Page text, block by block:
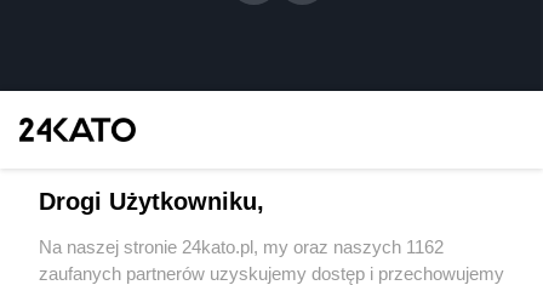
Wydawca mediów lokalnych
Drogi Użytkowniku,
Na naszej stronie 24kato.pl, my oraz naszych 1162
zaufanych partnerów uzyskujemy dostęp i przechowujemy